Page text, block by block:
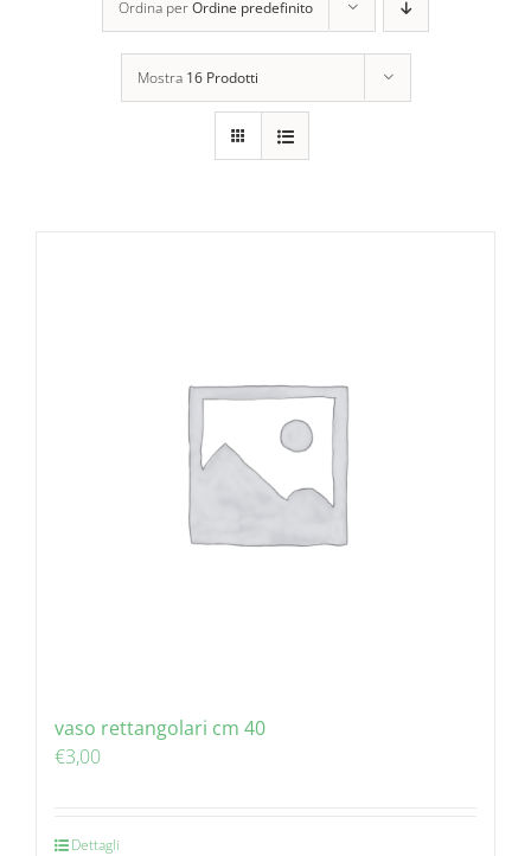
Ordina perOrdine predefinito
Mostra 16 Prodotti
vaso rettangolari cm 40
€3,00
Dettagli